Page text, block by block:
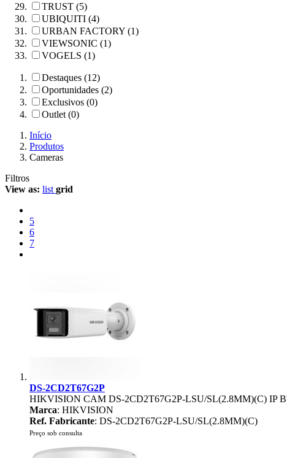
TRUST (5)
UBIQUITI (4)
URBAN FACTORY (1)
VIEWSONIC (1)
VOGELS (1)
Destaques (12)
Oportunidades (2)
Exclusivos (0)
Outlet (0)
Início
Produtos
Cameras
Filtros
View as: list grid
5
6
7
DS-2CD2T67G2P
HIKVISION CAM DS-2CD2T67G2P-LSU/SL(2.8MM)(C) IP
Marca: HIKVISION
Ref. Fabricante: DS-2CD2T67G2P-LSU/SL(2.8MM)(C)
Preço sob consulta